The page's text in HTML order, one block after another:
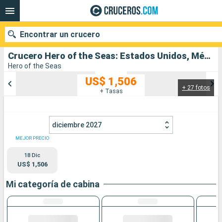
Crucero Hero of the Seas: Estados Unidos, México, Bahamas salida desde Miami
Hero of the Seas
+ 27 fotos
US$ 1,506
+ Tasas
diciembre 2027
MEJOR PRECIO
18 Dic
US$ 1,506
Mi categoría de cabina
Encontrar un crucero
Puertos Compañías